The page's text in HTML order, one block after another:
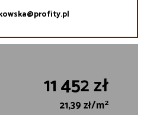
11 452 zł
21,39 zł/m2